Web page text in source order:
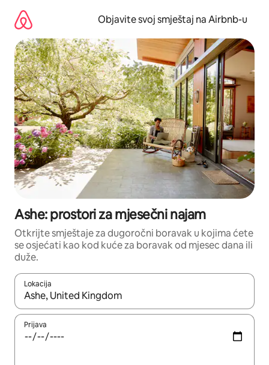
sadržaj
Objavite svoj smještaj na Airbnb-u
Ashe: prostori za mjesečni najam
Otkrijte smještaje za dugoročni boravak u kojima ćete
se osjećati kao kod kuće za boravak od mjesec dana ili
duže.
Lokacija
Kad su rezultati dostupni, možete da se krećete kroz njih
Prijava